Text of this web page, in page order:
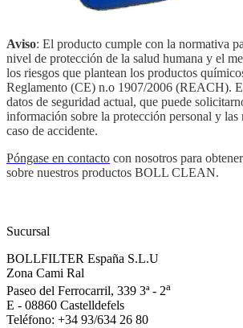
Aviso: El producto cumple con la normativa
nivel de protección de la salud humana y el
los riesgos que plantean los productos
Reglamento (CE) n.o 1907/2006 (REACH).
datos de seguridad actual, que puede
información sobre la protección personal y las
caso de accidente.
Póngase en contacto con nosotros para
sobre nuestros productos BOLL CLEAN.
Sucursal
BOLLFILTER España S.L.U
Zona Cami Ral
Paseo del Ferrocarril, 339 3ª - 2a
E - 08860 Castelldefels
Teléfono: +34 93/634 26 80